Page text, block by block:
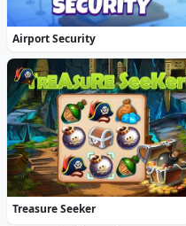
Airport Security
Treasure Seeker